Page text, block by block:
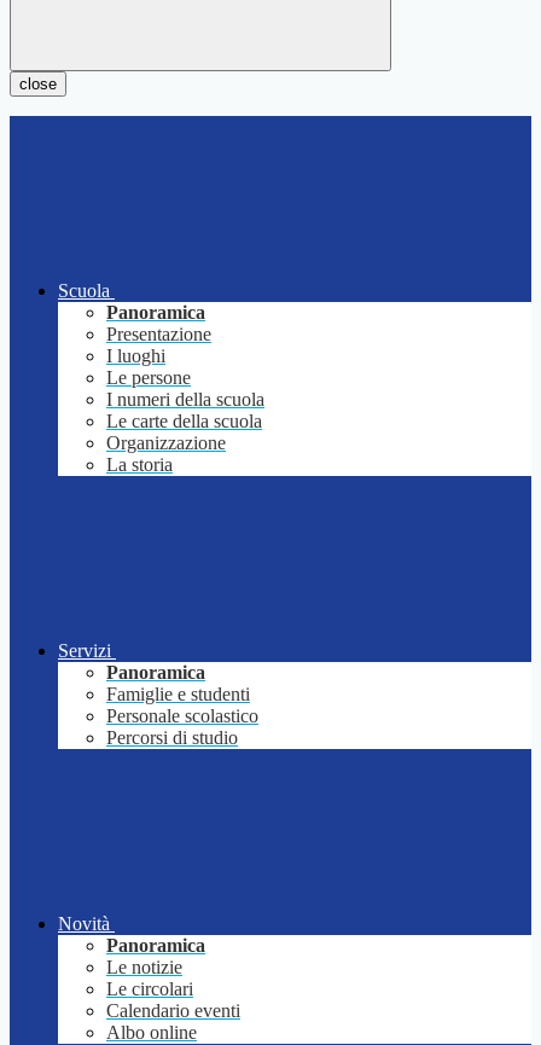
close
Scuola
Panoramica
Presentazione
I luoghi
Le persone
I numeri della scuola
Le carte della scuola
Organizzazione
La storia
Servizi
Panoramica
Famiglie e studenti
Personale scolastico
Percorsi di studio
Novità
Panoramica
Le notizie
Le circolari
Calendario eventi
Albo online